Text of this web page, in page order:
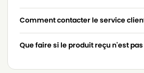
Comment contacter le service
Que faire si le produit reçu n'est